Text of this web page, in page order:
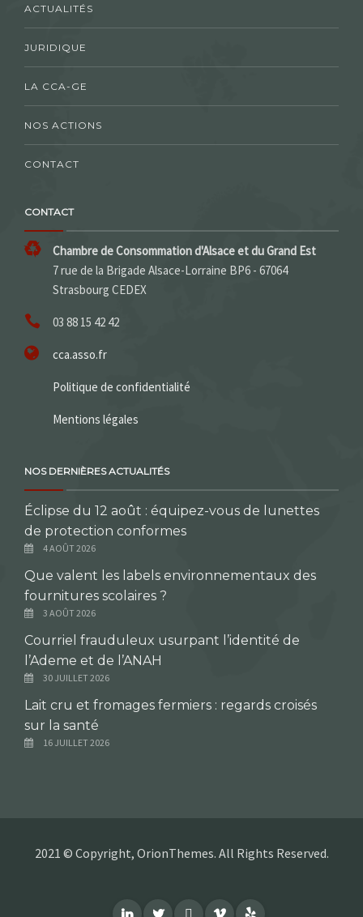
ACTUALITÉS
JURIDIQUE
LA CCA-GE
NOS ACTIONS
CONTACT
CONTACT
Chambre de Consommation d'Alsace et du Grand Est
7 rue de la Brigade Alsace-Lorraine BP6 - 67064
Strasbourg CEDEX
03 88 15 42 42
cca.asso.fr
Politique de confidentialité
Mentions légales
NOS DERNIÈRES ACTUALITÉS
Éclipse du 12 août : équipez-vous de lunettes
de protection conformes
4 AOÛT 2026
Que valent les labels environnementaux des
fournitures scolaires ?
3 AOÛT 2026
Courriel frauduleux usurpant l’identité de
l’Ademe et de l’ANAH
30 JUILLET 2026
Lait cru et fromages fermiers : regards croisés
sur la santé
16 JUILLET 2026
2021 © Copyright, OrionThemes. All Rights Reserved.